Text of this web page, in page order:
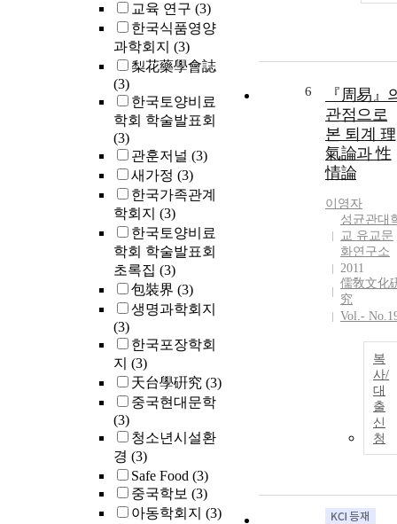
교육 연구 (3)
한국식품영양
과학회지 (3)
梨花藥學會誌
(3)
한국토양비료
학회 학술발표회
(3)
관훈저널 (3)
새가정 (3)
한국가족관계
학회지 (3)
한국토양비료
학회 학술발표회
초록집 (3)
包裝界 (3)
생명과학회지
(3)
한국포장학회
지 (3)
天台學硏究 (3)
중국현대문학
(3)
청소년시설환
경 (3)
Safe Food (3)
중국학보 (3)
아동학회지 (3)
6
『周易』
관점으로
본 퇴계 理
氣論과 性
情論
이영자
성균관대
교 유교문
화연구소
2011
儒敎文化
究
Vol.-
복
사/
대
출
신
청